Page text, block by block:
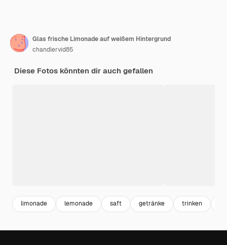
Glas frische Limonade auf weißem Hintergrund
chandlervid85
Diese Fotos könnten dir auch gefallen
limonade lemonade saft getränke trinken